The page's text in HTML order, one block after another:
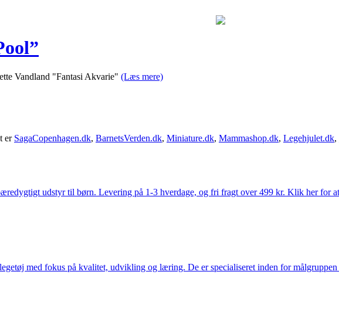
Vandland "Fantasi Akvarie" (Læs mere)
er SagaCopenhagen.dk, BarnetsVerden.dk, Miniature.dk, Mammashop.dk, Legehjulet.dk,
udstyr til børn. Levering på 1-3 hverdage, og fri fragt over 499 kr. Klik her for
med fokus på kvalitet, udvikling og læring. De er specialiseret inden for